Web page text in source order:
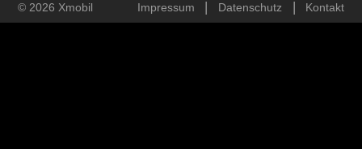
© 2026 Xmobil Impressum Datenschutz Kontakt